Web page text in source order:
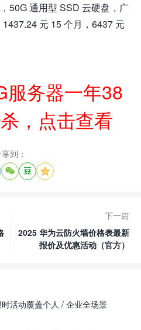
50G 通用型 SSD 云硬盘，广
元 15 个月，6437 元
服务器一年38
，点击查看
到：
  
下一篇
2025 华为云防火墙价格表最新
报价及优惠活动（官方）
活动覆盖个人 / 企业全场景